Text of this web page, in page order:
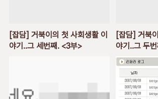
[잡담] 거북이의 첫 사회생활 이
야기..그 세번째. <3부>
[잡담] 거북
야기..그 두